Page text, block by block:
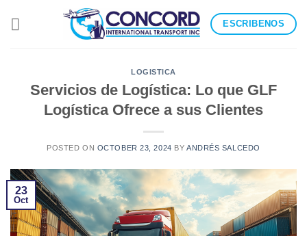
ESCRIBENOS
LOGISTICA
Servicios de Logística: Lo que GLF
Logística Ofrece a sus Clientes
POSTED ON OCTOBER 23, 2024 BY ANDRÉS SALCEDO
23
Oct